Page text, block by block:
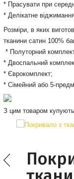
* Прасувати при
* Делікатне
Розміри, в яких
тканини сатин 100%
* Полуторний
* Двоспальний
* Єврокомплект;
* Сімейний або 5-
З цим товаром купують